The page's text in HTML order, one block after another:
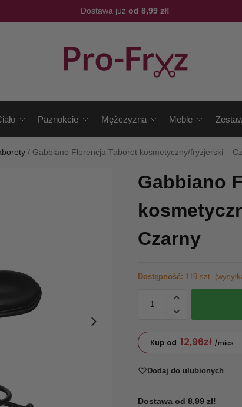
Dostawa już od 8,99 zł!
Paznokcie Mężczyzna Meble
/ Gabbiano Florencja Taboret kosmetyczny/fryzjerski –
Gabbiano
Czarny
Dostępność: 119 szt.
Kup od 12,96zł /mies.
Dodaj do ulubionych
Dostawa od 8,99 zł!